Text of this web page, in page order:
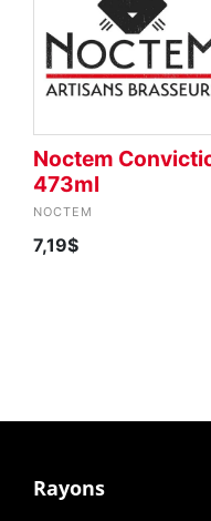
Noctem
473ml
NOCTEM
7,19$
Rayons